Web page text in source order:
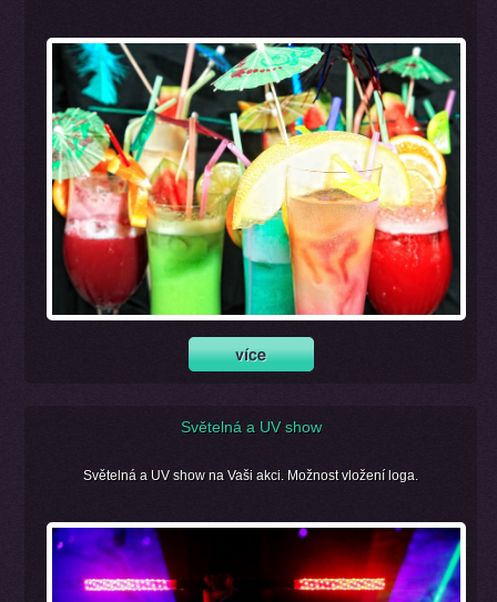
Světelná a UV show
Světelná a UV show na Vaši akci. Možnost vložení loga.